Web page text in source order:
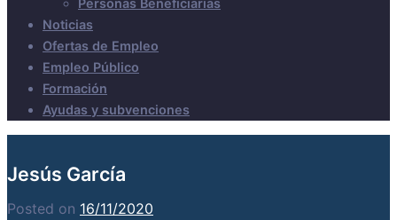
Personas Beneficiarias
Noticias
Ofertas de Empleo
Empleo Público
Formación
Ayudas y subvenciones
Jesús García
Posted on 16/11/2020